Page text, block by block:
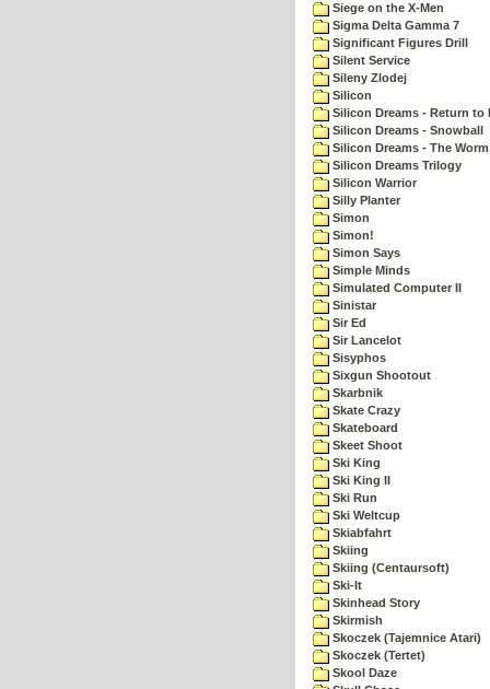
Siege on the X-Men
Sigma Delta Gamma 7
Significant Figures Drill
Silent Service
Sileny Zlodej
Silicon
Silicon Dreams - Return to
Silicon Dreams - Snowball
Silicon Dreams - The
Silicon Dreams Trilogy
Silicon Warrior
Silly Planter
Simon
Simon!
Simon Says
Simple Minds
Simulated Computer II
Sinistar
Sir Ed
Sir Lancelot
Sisyphos
Sixgun Shootout
Skarbnik
Skate Crazy
Skateboard
Skeet Shoot
Ski King
Ski King II
Ski Run
Ski Weltcup
Skiabfahrt
Skiing
Skiing (Centaursoft)
Ski-It
Skinhead Story
Skirmish
Skoczek (Tajemnice Atari)
Skoczek (Tertet)
Skool Daze